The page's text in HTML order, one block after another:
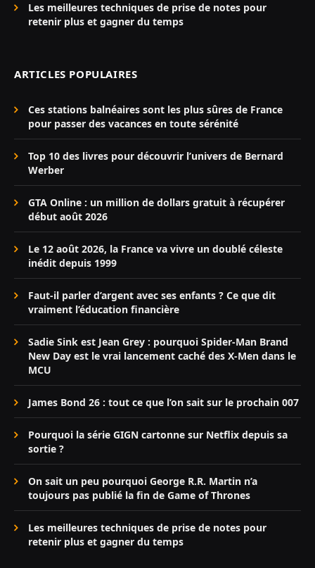
Les meilleures techniques de prise de notes pour
retenir plus et gagner du temps
ARTICLES POPULAIRES
Ces stations balnéaires sont les plus sûres de France
pour passer des vacances en toute sérénité
Top 10 des livres pour découvrir l’univers de Bernard
Werber
GTA Online : un million de dollars gratuit à récupérer
début août 2026
Le 12 août 2026, la France va vivre un doublé céleste
inédit depuis 1999
Faut-il parler d’argent avec ses enfants ? Ce que dit
vraiment l’éducation financière
Sadie Sink est Jean Grey : pourquoi Spider-Man Brand
New Day est le vrai lancement caché des X-Men dans le
MCU
James Bond 26 : tout ce que l’on sait sur le prochain 007
Pourquoi la série GIGN cartonne sur Netflix depuis sa
sortie ?
On sait un peu pourquoi George R.R. Martin n’a
toujours pas publié la fin de Game of Thrones
Les meilleures techniques de prise de notes pour
retenir plus et gagner du temps